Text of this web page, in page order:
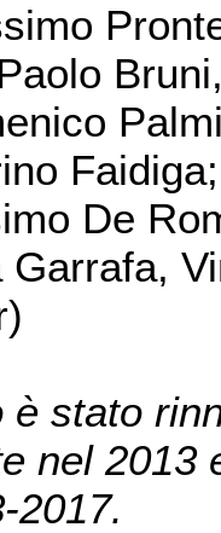
Faidiga;
De
è stato
nel 2013
2017.